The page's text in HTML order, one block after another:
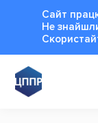
Сайт
Не